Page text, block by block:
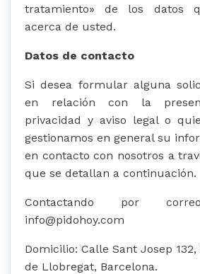
tratamiento» de los datos
acerca de usted.
Datos de contacto
Si desea formular alguna
en relación con la
privacidad y aviso legal o
gestionamos en general su
en contacto con nosotros a
que se detallan a continuación.
Contactando por
info@pidohoy.com
Domicilio: Calle Sant Josep
de Llobregat, Barcelona.